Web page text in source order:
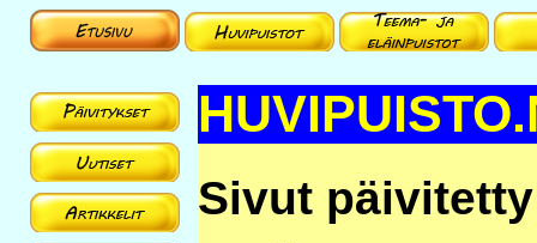
Sivut päivitetty